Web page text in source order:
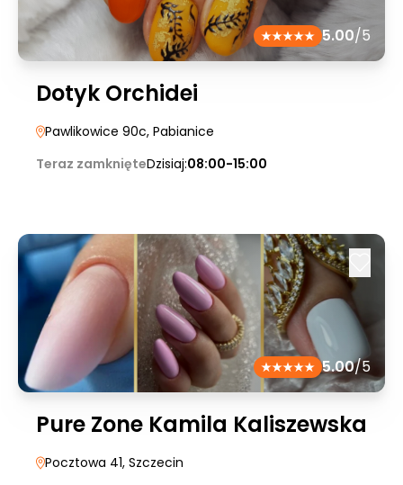
5.00/5
Dotyk Orchidei
Pawlikowice 90c, Pabianice
Teraz zamknięteDzisiaj:08:00-15:00
5.00/5
Pure Zone Kamila Kaliszewska
Pocztowa 41, Szczecin